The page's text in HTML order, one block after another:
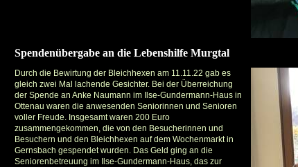
Spendenübergabe an die Lebenshilfe Murgtal
Durch die Bewirtung der Bleichhexen am 11.11.22 gab es
gleich zwei Mal lachende Gesichter. Bei der Überreichung
der Spende an Anke Naumann im Ilse-Gundermann-Haus in
Ottenau waren die anwesenden Seniorinnen und Senioren
voller Freude. Insgesamt waren 200 Euro
zusammengekommen, die von den Besucherinnen und
Besuchern und den Bleichhexen auf dem Wochenmarkt in
Gernsbach gespendet wurden. Das Geld ging an die
Seniorenbetreuung im Ilse-Gundermann-Haus, das zur